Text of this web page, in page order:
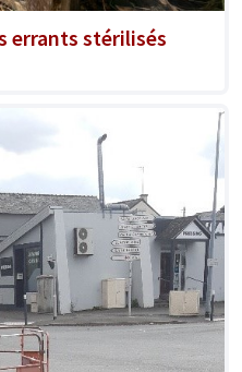
errants stérilisés